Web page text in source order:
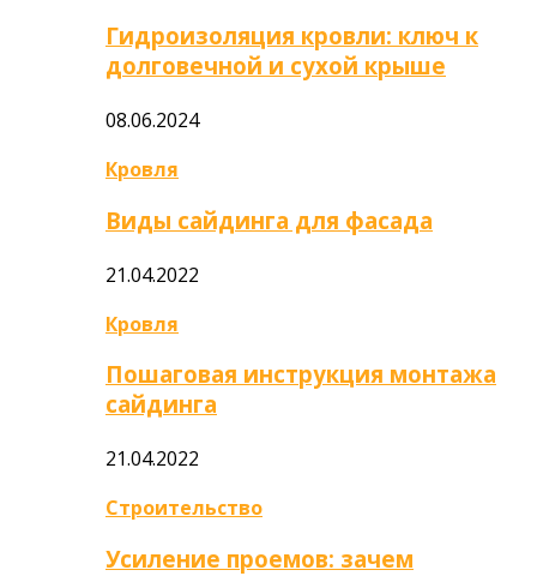
Гидроизоляция кровли: ключ к
долговечной и сухой крыше
08.06.2024
Кровля
Виды сайдинга для фасада
21.04.2022
Кровля
Пошаговая инструкция монтажа
сайдинга
21.04.2022
Строительство
Усиление проемов: зачем